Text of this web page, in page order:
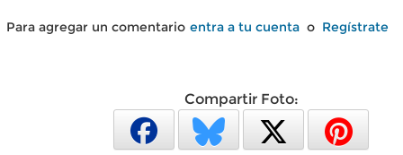
Para agregar un comentario entra a tu cuenta o Regístrate
Compartir Foto: